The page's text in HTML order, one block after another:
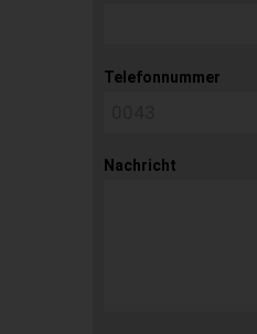
Telefonnummer
Nachricht